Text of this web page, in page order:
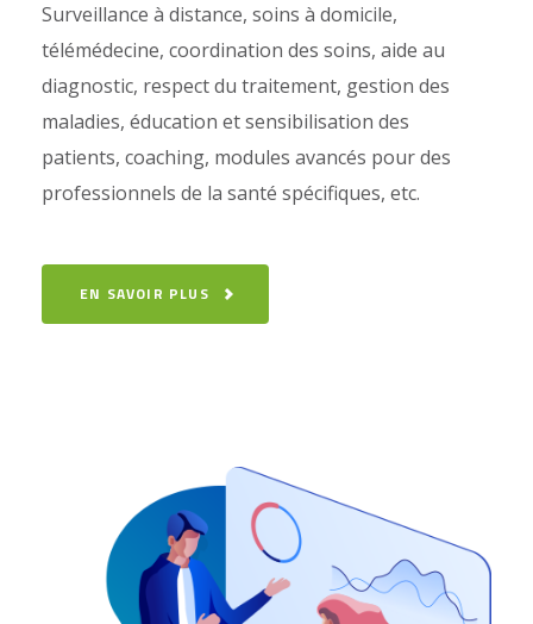
Surveillance à distance, soins à domicile,
télémédecine, coordination des soins, aide au
diagnostic, respect du traitement, gestion des
maladies, éducation et sensibilisation des
patients, coaching, modules avancés pour des
professionnels de la santé spécifiques, etc.
EN SAVOIR PLUS